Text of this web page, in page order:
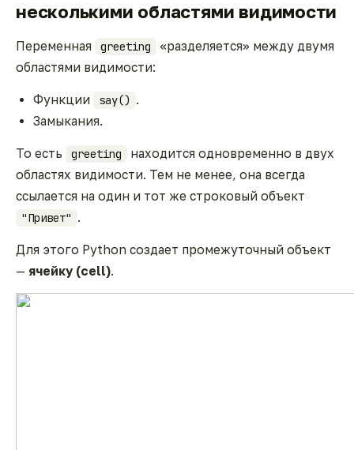
несколькими областями видимости
Переменная greeting
«разделяется» между двумя
областями видимости:
Функции say() .
Замыкания.
То есть greeting
находится одновременно в двух
областях видимости. Тем не менее, она всегда
ссылается на один и тот же строковый объект
"Привет" .
Для этого Python создает промежуточный объект
— ячейку (cell).